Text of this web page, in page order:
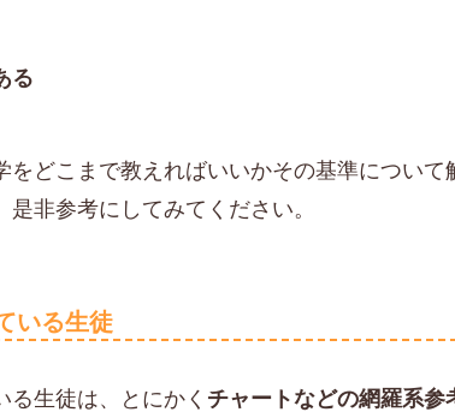
る
をどこまで教えればいいかその基準につい
非参考にしてみてください。
いる生徒
生徒は、とにかく チャートなどの網羅系参